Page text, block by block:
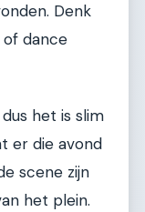
Denk
of dance
het is slim
er die avond
scene zijn
het plein.